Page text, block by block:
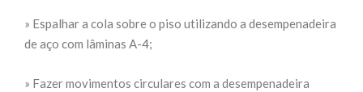
» Espalhar a cola sobre o piso utilizando a desempenadeira
de aço com lâminas A-4;
» Fazer movimentos circulares com a desempenadeira